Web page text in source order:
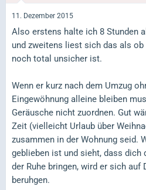
11. Dezember 2015
Also erstens halte ich 8 Stunden
und zweitens liest sich das als ob
noch total unsicher ist.
Wenn er kurz nach dem Umzug
Eingewöhnung alleine bleiben
Geräusche nicht zuordnen. Gut
Zeit (vielleicht Urlaub über
zusammen in der Wohnung seid.
geblieben ist und sieht, dass dich
der Ruhe bringen, wird er sich auf
beruhgen.